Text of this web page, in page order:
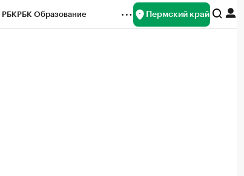
РБКРБК Образование Пермский край